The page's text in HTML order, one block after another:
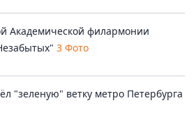
Академической филармонии
3 Фото
"зеленую" ветку метро Петербурга